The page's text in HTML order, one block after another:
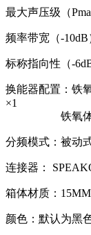
最大声压级（
频率带宽（-
标称指向性（-
换能器配置：铁
×1
铁氧体高频
分频模式：被动
连接器：
箱体材质：
颜色：默认为黑